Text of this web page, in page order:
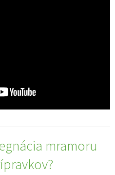
mramoru